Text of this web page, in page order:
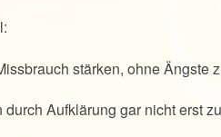
stärken, ohne Ängste
Aufklärung gar nicht erst